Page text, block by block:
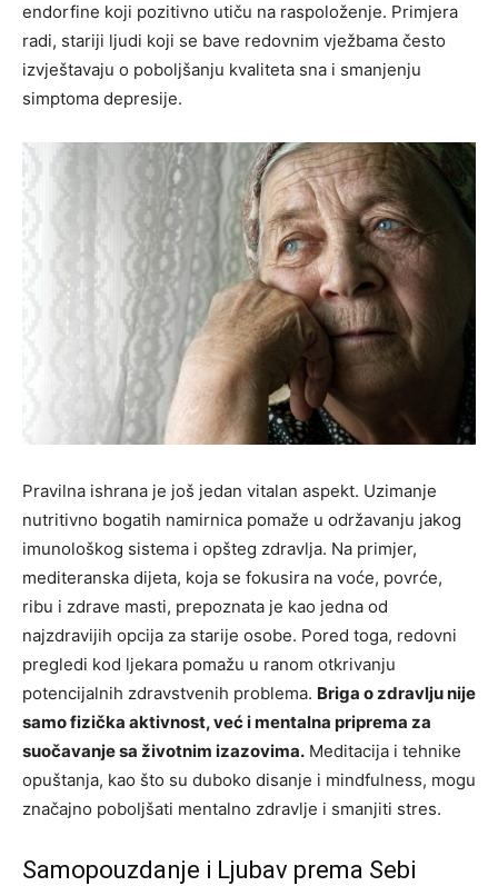
endorfine koji pozitivno utiču na raspoloženje. Primjera
radi, stariji ljudi koji se bave redovnim vježbama često
izvještavaju o poboljšanju kvaliteta sna i smanjenju
simptoma depresije.
Pravilna ishrana je još jedan vitalan aspekt. Uzimanje
nutritivno bogatih namirnica pomaže u održavanju jakog
imunološkog sistema i opšteg zdravlja. Na primjer,
mediteranska dijeta, koja se fokusira na voće, povrće,
ribu i zdrave masti, prepoznata je kao jedna od
najzdravijih opcija za starije osobe. Pored toga, redovni
pregledi kod ljekara pomažu u ranom otkrivanju
potencijalnih zdravstvenih problema. Briga o zdravlju nije
samo fizička aktivnost, već i mentalna priprema za
suočavanje sa životnim izazovima. Meditacija i tehnike
opuštanja, kao što su duboko disanje i mindfulness, mogu
značajno poboljšati mentalno zdravlje i smanjiti stres.
Samopouzdanje i Ljubav prema Sebi